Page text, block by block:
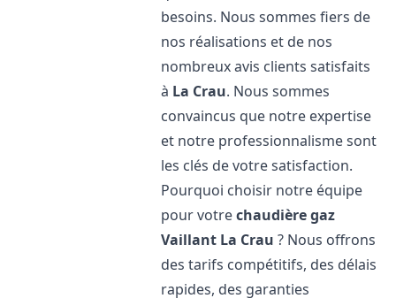
besoins. Nous sommes fiers de
nos réalisations et de nos
nombreux avis clients satisfaits
à La Crau. Nous sommes
convaincus que notre expertise
et notre professionnalisme sont
les clés de votre satisfaction.
Pourquoi choisir notre équipe
pour votrechaudière gaz
Vaillant La Crau ? Nous offrons
des tarifs compétitifs, des délais
rapides, des garanties